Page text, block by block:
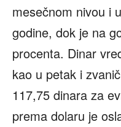
mesečnom nivou i
godine, dok je na
procenta. Dinar
kao u petak i
117,75 dinara za
prema dolaru je